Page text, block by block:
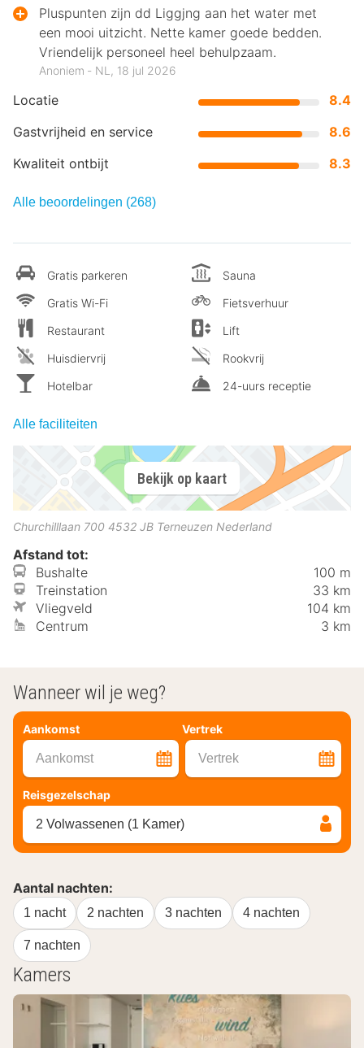
Locatie
8.4
Gastvrijheid en service
8.6
Kwaliteit ontbijt
8.3
Pluspunten zijn dd Liggjng aan het water met
een mooi uitzicht. Nette kamer goede bedden.
Vriendelijk personeel heel behulpzaam.
Anoniem ‐ NL, 18 jul 2026
Alle beoordelingen (268)
Gratis parkeren
Gratis Wi-Fi
Restaurant
Huisdiervrij
Hotelbar
Sauna
Fietsverhuur
Lift
Rookvrij
24-uurs receptie
Alle faciliteiten
Bekijk op kaart
Churchilllaan 700 4532 JB Terneuzen Nederland
Afstand tot:
Bushalte
100 m
Treinstation
33 km
Vliegveld
104 km
Centrum
3 km
Wanneer wil je weg?
Aankomst Vertrek
Aankomst Vertrek
Reisgezelschap
2 Volwassenen (1 Kamer)
Aantal nachten:
1 nacht 2 nachten 3 nachten 4 nachten
7 nachten
Kamers